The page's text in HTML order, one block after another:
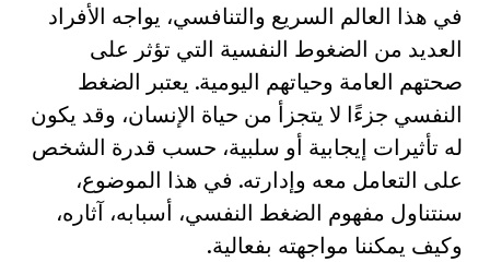
في هذا العالم السريع والتنافسي، يواجه الأفراد
العديد من الضغوط النفسية التي تؤثر على
صحتهم العامة وحياتهم اليومية. يعتبر الضغط
النفسي جزءًا لا يتجزأ من حياة الإنسان، وقد يكون
له تأثيرات إيجابية أو سلبية، حسب قدرة الشخص
على التعامل معه وإدارته. في هذا الموضوع،
سنتناول مفهوم الضغط النفسي، أسبابه، آثاره،
وكيف يمكننا مواجهته بفعالية.